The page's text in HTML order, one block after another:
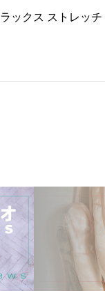
ックス ストレッチ